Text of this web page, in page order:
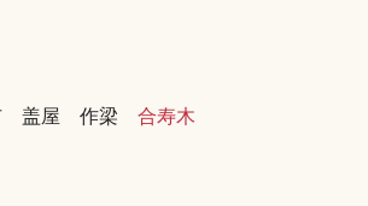
盖屋 作梁 合寿木